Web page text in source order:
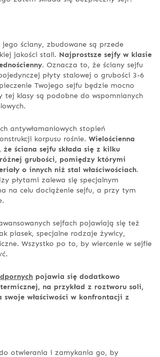
jego ściany, zbudowane są przede
jakości stali. Najprostsze sejfy w klasie
Oznacza to, że ściany sejfu
płyty stalowej o grubości 3-6
Twojego sejfu będzie mocno
tej klasy są podobne do wspomnianych
antywłamaniowych stopień
korpusu rośnie. Wielościenna
że ściana sejfu składa się z kilku
grubości, pomiędzy którymi
o innych niż stal właściwościach.
płytami zalewa się specjalnym
na celu dociążenie sejfu, a przy tym
sejfach pojawiają się też
piasek, specjalne rodzaje żywicy,
Wszystko po to, by wiercenie w sejfie
pojawia się dodatkowo
na przykład z roztworu soli,
właściwości w konfrontacji z
do otwierania i zamykania go, by